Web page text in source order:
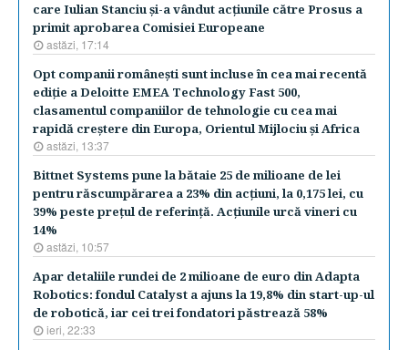
care Iulian Stanciu şi-a vândut acţiunile către Prosus a
primit aprobarea Comisiei Europeane
astăzi, 17:14
Opt companii româneşti sunt incluse în cea mai recentă
ediţie a Deloitte EMEA Technology Fast 500,
clasamentul companiilor de tehnologie cu cea mai
rapidă creştere din Europa, Orientul Mijlociu şi Africa
astăzi, 13:37
Bittnet Systems pune la bătaie 25 de milioane de lei
pentru răscumpărarea a 23% din acţiuni, la 0,175 lei, cu
39% peste preţul de referinţă. Acţiunile urcă vineri cu
14%
astăzi, 10:57
Apar detaliile rundei de 2 milioane de euro din Adapta
Robotics: fondul Catalyst a ajuns la 19,8% din start-up-ul
de robotică, iar cei trei fondatori păstrează 58%
ieri, 22:33